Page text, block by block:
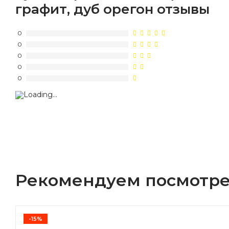
графит, дуб орегон отзывы
0
0
0
0
0
Рекомендуем
-15%